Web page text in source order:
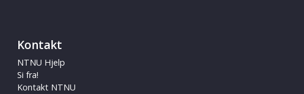
Kontakt
NTNU Hjelp
Si fra!
Kontakt NTNU